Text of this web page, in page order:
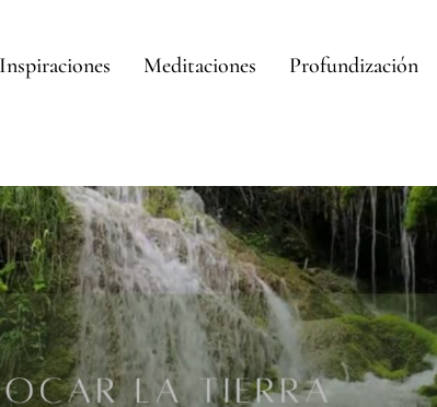
Inspiraciones Meditaciones Profundización